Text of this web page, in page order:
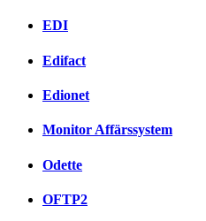
EDI
Edifact
Edionet
Monitor Affärssystem
Odette
OFTP2